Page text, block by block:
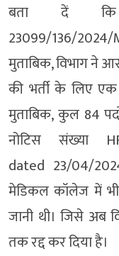
बता दें कि
23099/136/
मुताबिक, विभाग ने
की भर्ती के लिए
मुताबिक, कुल 84
नोटिस संख्या
dated 23/04/
मेडिकल कॉलेज में भी
जानी थी। जिसे
तक रद्द कर दिया है।